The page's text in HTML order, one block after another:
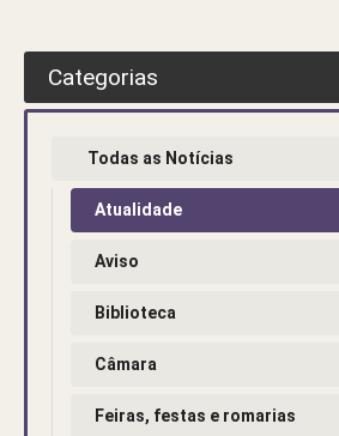
Categorias
Todas as Notícias
Atualidade
Aviso
Biblioteca
Câmara
Feiras, festas e romarias